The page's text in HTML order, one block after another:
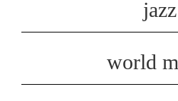
jazz
world